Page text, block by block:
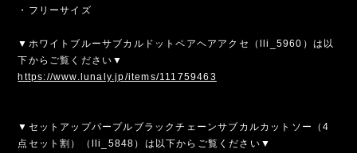
・フリーサイズ
▼ホワイトブルーサブカルドットペアヘアアクセ（lli_5960）は以
下からご覧ください▼
https://www.lunaly.jp/items/111759463
▼セットアップパープルブラックチェーンサブカルカットソー（4
点セット割）（lli_5848）は以下からご覧ください▼